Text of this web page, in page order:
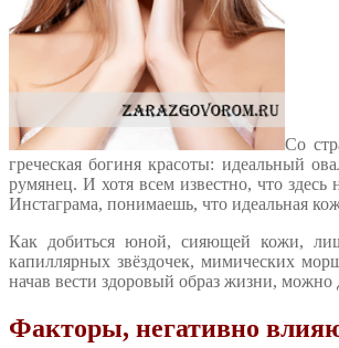
Со
греческая богиня красоты: идеальный
румянец. И хотя всем известно, что
Инстаграма, понимаешь, что идеальная
Как добиться юной, сияющей кожи,
капиллярных звёздочек, мимических
начав вести здоровый образ жизни, можно
Факторы, негативно